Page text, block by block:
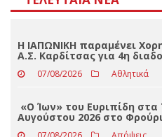
ΤΕΛΕΥΤΑΊΑ ΝΈΑ
Η ΙΑΠΩΝΙΚΗ παραμένει
Α.Σ. Καρδίτσας για 4η